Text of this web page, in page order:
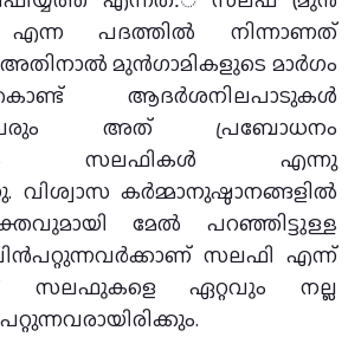
എന്ന പദത്തില്‍ നിന്നാണത്
അതിനാല്‍ മുന്‍ഗാമികളുടെ മാര്‍ഗം
ആദര്‍ശനിലപാടുകള്‍
അത് പ്രബോധനം
സലഫികള്‍ എന്നു
വിശ്വാസ കർമ്മാനുഷ്ഠാനങ്ങളിൽ
മേല്‍ പറഞ്ഞിട്ടുള്ള
സലഫി എന്ന്‌
സലഫുകളെ ഏറ്റവും നല്ല